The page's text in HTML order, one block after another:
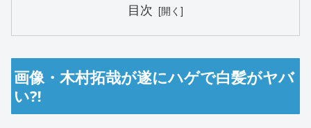
目次
画像・木村拓哉が遂にハゲで白髪がヤバ
い⁈